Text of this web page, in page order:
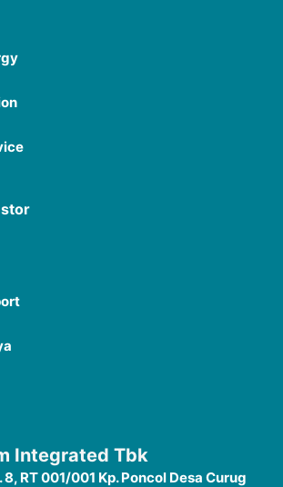
Integrated Tbk
8, RT 001/001 Kp. Poncol Desa Curug